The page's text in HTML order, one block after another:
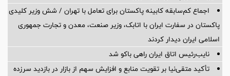
اجماع کم‌سابقه کابینه پاکستان برای تعامل با تهران / شش وزیر کلیدی
پاکستان در سفارت ایران با اتابک، وزیر صنعت، معدن و تجارت جمهوری
اسلامی ایران دیدار کردند
نایب‌رئیس اتاق ایران راهی باکو شد
تأکید متقی‌نیا بر تقویت منابع و افزایش سهم از بازار در بازدید سرزده